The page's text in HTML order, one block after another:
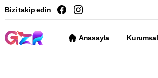
Bizi takip edin
Anasayfa Kurumsal